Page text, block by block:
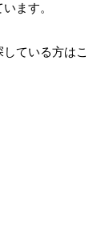
ます。
ている方はこ